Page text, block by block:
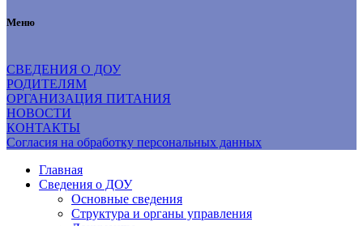
Меню
СВЕДЕНИЯ О ДОУ
РОДИТЕЛЯМ
ОРГАНИЗАЦИЯ ПИТАНИЯ
НОВОСТИ
КОНТАКТЫ
Согласия на обработку персональных данных
Главная
Сведения о ДОУ
Основные сведения
Структура и органы управления